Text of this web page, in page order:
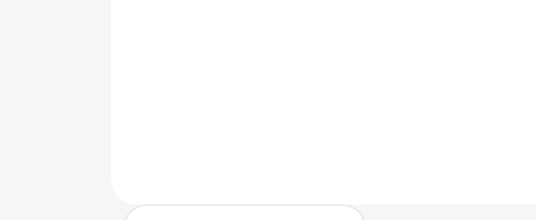
všechny rc modely...